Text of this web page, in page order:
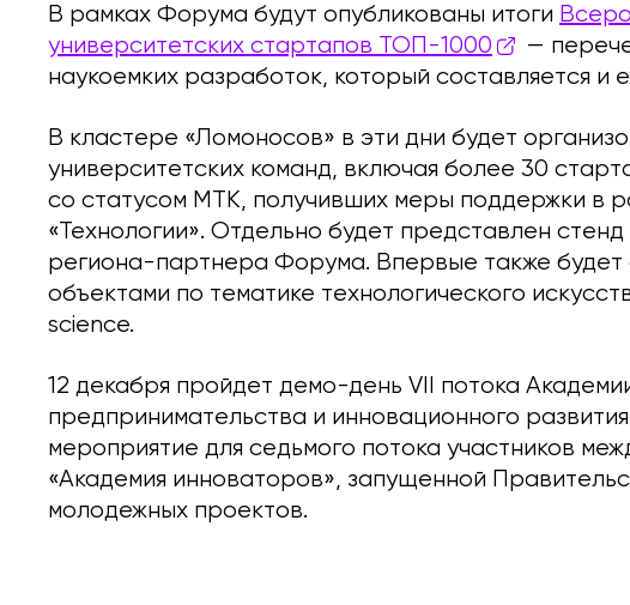
В рамках Форума будут опубликованы итоги
университетских стартапов ТОП-1000
—
наукоемких разработок, который составляется и
В кластере «Ломоносов» в эти дни будет
университетских команд, включая более 30
со статусом МТК, получивших меры поддержки в
«Технологии». Отдельно будет представлен
региона-партнера Форума. Впервые также будет
объектами по тематике технологического
science.
12 декабря пройдет демо-день VII потока
предпринимательства и инновационного
мероприятие для седьмого потока участников
«Академия инноваторов», запущенной
молодежных проектов.